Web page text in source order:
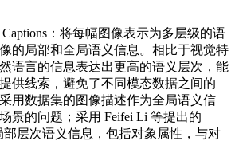
：将每幅图像表示为多层级的语
的局部和全局语义信息。相比于视觉特
语言的信息表达出更高的语义层次，能
供线索，避免了不同模态数据之间的
用数据集的图像描述作为全局语义信
景的问题；采用 Feifei Li 等提出的
部层次语义信息，包括对象属性，与对